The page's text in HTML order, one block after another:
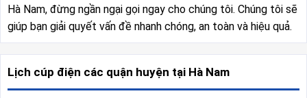
Hà Nam, đừng ngần ngại gọi ngay cho chúng tôi. Chúng tôi sẽ
giúp bạn giải quyết vấn đề nhanh chóng, an toàn và hiệu quả.
Lịch cúp điện các quận huyện tại Hà Nam